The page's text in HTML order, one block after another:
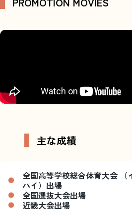
主な成績
全国高等学校総合体育大会 （
ハイ）出場
全国選抜大会出場
近畿大会出場